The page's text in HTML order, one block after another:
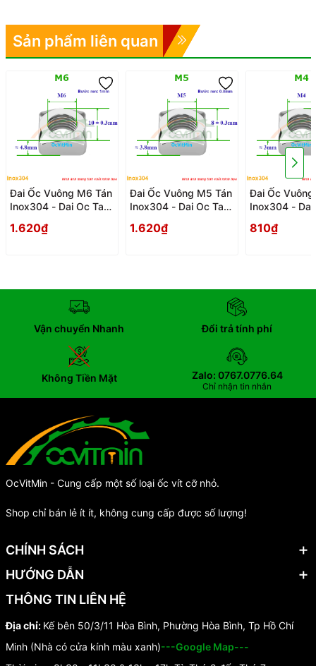
Sản phẩm liên quan
Đai Ốc Vuông M6 Tán
Inox304 - Dai Oc Tan
1.620₫
Đai Ốc Vuông M5 Tán
Inox304 - Dai Oc Tan
1.620₫
Đai Ốc Vuông
Inox304 - Dai
810₫
Vận chuyển Nhanh Đổi trả tính phí
Không Tiền Mặt Zalo: 0767.0776.64
Chỉ nhận tin nhắn
OcVitMin - Cung cấp một số loại ốc vít cỡ nhỏ.
Shop chỉ bán lẻ ít ít, không cung cấp được số lượng!
CHÍNH SÁCH
HƯỚNG DẪN
THÔNG TIN LIÊN HỆ
Địa chỉ: Kế bên 50/3/11 Hòa Bình, Phường Hòa Bình, Tp Hồ Chí
Minh (Nhà có cửa kính màu xanh)---Google Map---